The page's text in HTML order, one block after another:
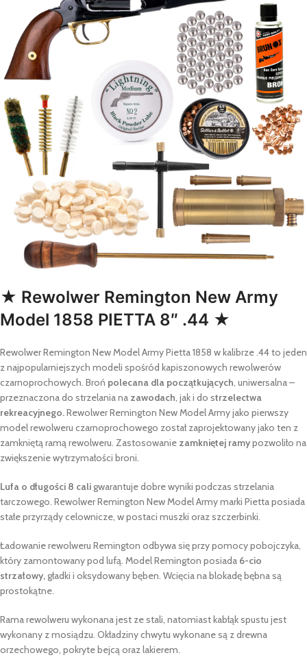
★ Rewolwer Remington New Army
Model 1858 PIETTA 8″ .44 ★
Rewolwer Remington New Model Army Pietta 1858 w kalibrze .44 to jeden
z najpopularniejszych modeli spośród kapiszonowych rewolwerów
czarnoprochowych. Broń polecana dla początkujących, uniwersalna –
przeznaczona do strzelania na zawodach, jak i do strzelectwa
rekreacyjnego.Rewolwer Remington New Model Army jako pierwszy
model rewolweru czarnoprochowego został zaprojektowany jako ten z
zamkniętą ramą rewolweru. Zastosowanie zamkniętej ramypozwoliło na
zwiększenie wytrzymałości broni.
Lufa o długości 8 caligwarantuje dobre wyniki podczas strzelania
tarczowego. Rewolwer Remington New Model Army marki Pietta posiada
stałe przyrządy celownicze, w postaci muszki oraz szczerbinki.
Ładowanie rewolweru Remington odbywa się przy pomocy pobojczyka,
który zamontowany pod lufą. Model Remington posiada 6-cio
strzałowy,gładki i oksydowany bęben. Wcięcia na blokadę bębna są
prostokątne.
Rama rewolweru wykonana jest ze stali, natomiast kabłąk spustu jest
wykonany z mosiądzu. Okładziny chwytu wykonane są z drewna
orzechowego, pokryte bejcą oraz lakierem.